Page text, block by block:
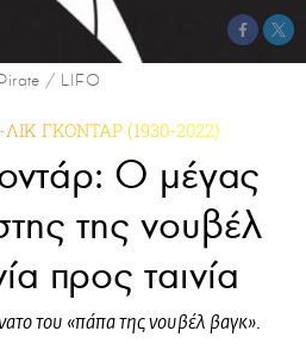
/ LIFO
ΓΚΟΝΤΑΡ (1930-2022)
Ο μέγας
της νουβέλ
προς ταινία
του «πάπα της νουβέλ βαγκ».